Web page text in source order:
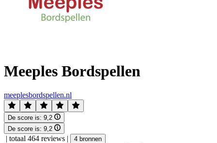
Meeples Bordspellen
meeplesbordspellen.nl
De score is: 9,2
De score is: 9,2
| totaal 464 reviews | 4 bronnen